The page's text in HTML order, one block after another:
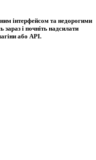
інтерфейсом та недорогими
зараз і почніть надсилати
або API.